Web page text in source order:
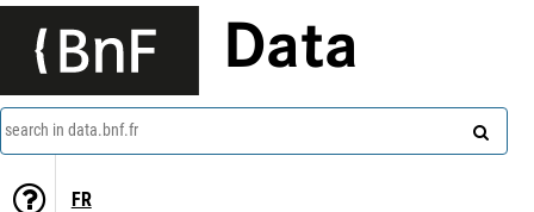
Data
search in data.bnf.fr
FR